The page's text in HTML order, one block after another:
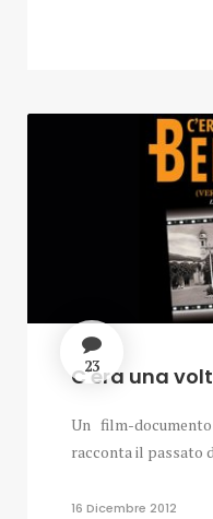
23
C'era una
Un film-
racconta il passato
16 Dicembre 2012